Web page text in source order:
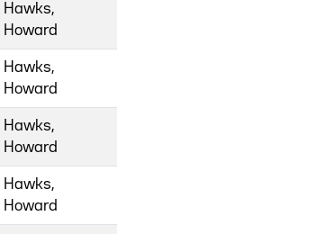
Hawks,
Howard
Hawks,
Howard
Hawks,
Howard
Hawks,
Howard